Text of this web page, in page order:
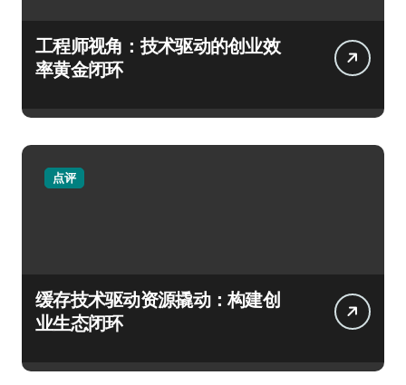
工程师视角：技术驱动的创业效
率黄金闭环
点评
缓存技术驱动资源撬动：构建创
业生态闭环